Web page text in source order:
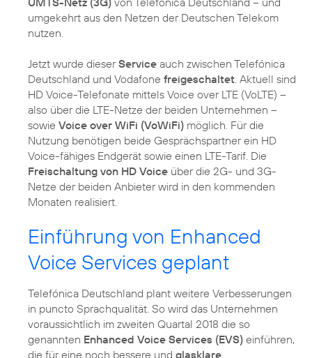
umgekehrt aus den Netzen der Deutschen Telekom
nutzen.
Jetzt wurde dieserService auch zwischen Telefónica
Deutschland und Vodafone freigeschaltet . Aktuell sind
HD Voice-Telefonate mittels Voice over LTE (VoLTE) –
also über die LTE-Netze der beiden Unternehmen –
sowie Voice over WiFi (VoWiFi) möglich. Für die
Nutzung benötigen beide Gesprächspartner ein HD
Voice-fähiges Endgerät sowie einen LTE-Tarif. Die
Freischaltung von HD Voice über die 2G- und 3G-
Netze der beiden Anbieter wird in den kommenden
Monaten realisiert.
Einführung von Enhanced
Voice Services geplant
Telefónica Deutschland plant weitere Verbesserungen
in puncto Sprachqualität. So wird das Unternehmen
voraussichtlich im zweiten Quartal 2018 die so
genannten Enhanced Voice Services (EVS) einführen,
die für eine noch bessere und glasklare